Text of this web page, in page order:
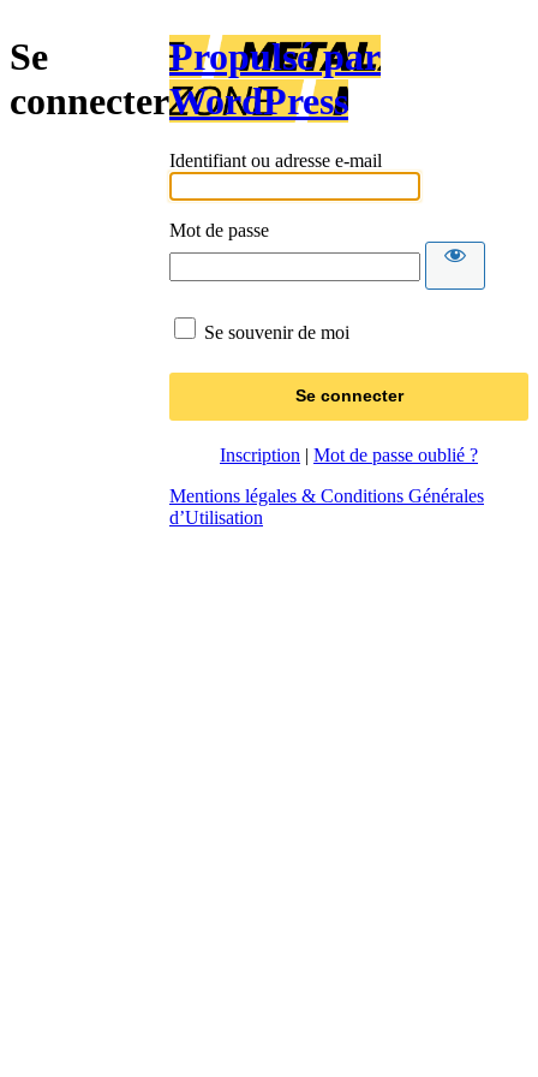
Se
connecter
Propulsé par
WordPress
Identifiant ou adresse e-mail
Mot de passe
Se souvenir de moi
Inscription | Mot de passe oublié ?
Mentions légales & Conditions Générales
d’Utilisation